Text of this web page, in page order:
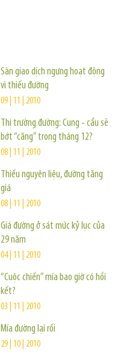
Sàn giao dịch ngưng hoạt động
vì thiếu đường
09 | 11 | 2010
Thị trường đường: Cung - cầu sẽ
bớt “căng” trong tháng 12?
08 | 11 | 2010
Thiếu nguyên liệu, đường tăng
giá
08 | 11 | 2010
Giá đường ở sát mức kỷ lục của
29 năm
04 | 11 | 2010
“Cuộc chiến” mía bao giờ có hồi
kết?
03 | 11 | 2010
Mía đường lại rối
29 | 10 | 2010